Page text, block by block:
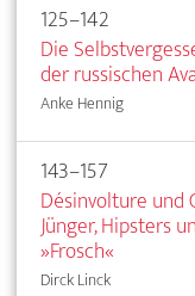
125–142
Die
der russischen
Anke Hennig
143–157
Désinvolture und
Jünger, Hipsters
»Frosch«
Dirck Linck